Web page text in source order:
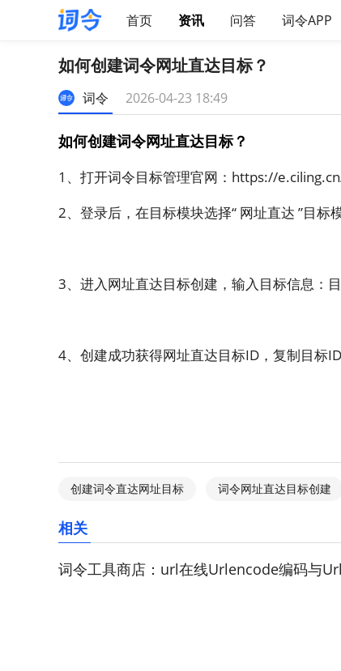
首页 资讯 问答 词令APP
如何创建词令网址直达目标？
词令 2026-04-23 18:49
如何创建词令网址直达目标？
1、打开词令目标管理官网： https://
2、登录后，在目标模块选择“ 网址直达 ”目标
3、进入网址直达目标创建，输入目标信息：
4、创建成功获得网址直达目标ID，复制目标
创建词令直达网址目标 词令网址直达目标创建
相关
词令工具商店：url在线Urlencode编码与